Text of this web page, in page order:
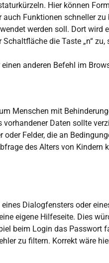
Hier können
Funktionen schneller
werden soll. Dort wird
die Taste „n“
anderen Befehl im
Menschen mit
Daten sollte
Felder, die an
des Alters von
Dialogfensters oder
eigene Hilfeseite. Dies
beim Login das Passwort
zu filtern. Korrekt wäre